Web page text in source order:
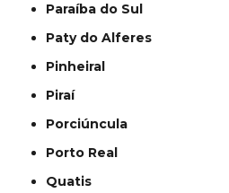
Paraíba do Sul
Paty do Alferes
Pinheiral
Piraí
Porciúncula
Porto Real
Quatis